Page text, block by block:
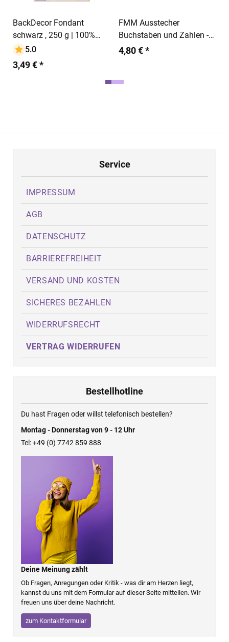
BackDecor Fondant
schwarz , 250 g | 100%
Vegan | Palmölfrei |
Reißfest
5.0
3,49 € *
FMM Ausstecher
Buchstaben und Zahlen -
Pixel
4,80 € *
Service
IMPRESSUM
AGB
DATENSCHUTZ
BARRIEREFREIHEIT
VERSAND UND KOSTEN
SICHERES BEZAHLEN
WIDERRUFSRECHT
VERTRAG WIDERRUFEN
Bestellhotline
Du hast Fragen oder willst telefonisch bestellen?
Montag - Donnerstag von 9 - 12 Uhr
Tel: +49 (0) 7742 859 888
Deine Meinung zählt
Ob Fragen, Anregungen oder Kritik - was dir am Herzen liegt,
kannst du uns mit dem Formular auf dieser Seite mitteilen. Wir
freuen uns über deine Nachricht.
zum Kontaktformular